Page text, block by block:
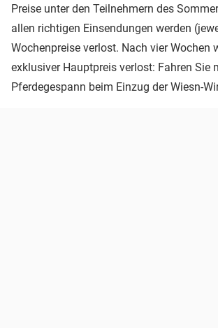
Preise unter den Teilnehmern des
allen richtigen Einsendungen werden
Wochenpreise verlost. Nach vier Wochen
exklusiver Hauptpreis verlost: Fahren Sie
Pferdegespann beim Einzug der Wiesn-